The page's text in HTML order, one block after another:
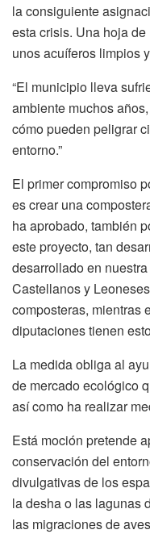
la consiguiente
esta crisis. Una hoja
unos acuíferos limpios
“El municipio lleva
ambiente muchos
cómo pueden peligrar
entorno.”
El primer compromiso
es crear una
ha aprobado, también
este proyecto, tan
desarrollado en
Castellanos y
composteras, mientras
diputaciones tienen
La medida obliga al
de mercado ecológico
así como ha realizar
Está moción pretende
conservación del
divulgativas de los
la desha o las lagunas
las migraciones de